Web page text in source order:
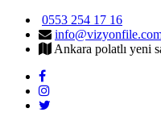
0553 254 17 16
Ankara polatlı yeni